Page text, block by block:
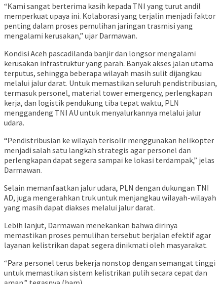
“Kami sangat berterima kasih kepada TNI yang turut andil
memperkuat upaya ini. Kolaborasi yang terjalin menjadi faktor
penting dalam proses pemulihan jaringan trasmisi yang
mengalami kerusakan,” ujar Darmawan.
Kondisi Aceh pascadilanda banjir dan longsor mengalami
kerusakan infrastruktur yang parah. Banyak akses jalan utama
terputus, sehingga beberapa wilayah masih sulit dijangkau
melalui jalur darat. Untuk memastikan seluruh pendistribusian,
termasuk personel, material tower emergency, perlengkapan
kerja, dan logistik pendukung tiba tepat waktu, PLN
menggandeng TNI AU untuk menyalurkannya melalui jalur
udara.
“Pendistribusian ke wilayah terisolir menggunakan helikopter
menjadi salah satu langkah strategis agar personel dan
perlengkapan dapat segera sampai ke lokasi terdampak,” jelas
Darmawan.
Selain memanfaatkan jalur udara, PLN dengan dukungan TNI
AD, juga mengerahkan truk untuk menjangkau wilayah-wilayah
yang masih dapat diakses melalui jalur darat.
Lebih lanjut, Darmawan menekankan bahwa dirinya
memastikan proses pemulihan tersebut berjalan efektif agar
layanan kelistrikan dapat segera dinikmati oleh masyarakat.
“Para personel terus bekerja nonstop dengan semangat tinggi
untuk memastikan sistem kelistrikan pulih secara cepat dan